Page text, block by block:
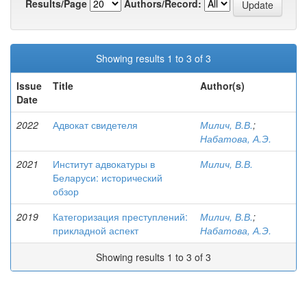
Results/Page
Authors/Record:
Showing results 1 to 3 of 3
Issue
Date
Title Author(s)
2022 Адвокат свидетеля Милич, В.В.;
Набатова, А.Э.
2021
Институт адвокатуры в
Беларуси: исторический
обзор
Милич, В.В.
2019
Категоризация преступлений:
прикладной аспект
Милич, В.В.;
Набатова, А.Э.
Showing results 1 to 3 of 3